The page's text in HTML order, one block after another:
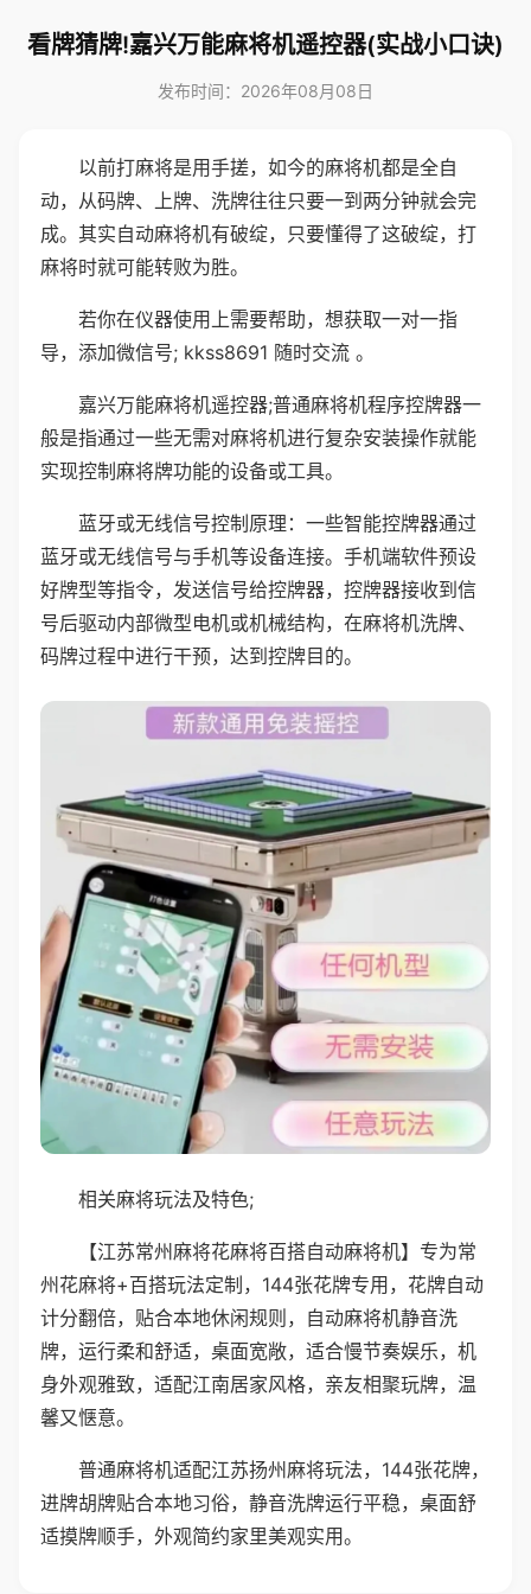
看牌猜牌!嘉兴万能麻将机遥控器(实战小口诀)
发布时间：2026年08月08日
以前打麻将是用手搓，如今的麻将机都是全自
动，从码牌、上牌、洗牌往往只要一到两分钟就会完
成。其实自动麻将机有破绽，只要懂得了这破绽，打
麻将时就可能转败为胜。
若你在仪器使用上需要帮助，想获取一对一指
导，添加微信号; kkss8691 随时交流 。
嘉兴万能麻将机遥控器;普通麻将机程序控牌器一
般是指通过一些无需对麻将机进行复杂安装操作就能
实现控制麻将牌功能的设备或工具。
蓝牙或无线信号控制原理：一些智能控牌器通过
蓝牙或无线信号与手机等设备连接。手机端软件预设
好牌型等指令，发送信号给控牌器，控牌器接收到信
号后驱动内部微型电机或机械结构，在麻将机洗牌、
码牌过程中进行干预，达到控牌目的。
相关麻将玩法及特色;
【江苏常州麻将花麻将百搭自动麻将机】专为常
州花麻将+百搭玩法定制，144张花牌专用，花牌自动
计分翻倍，贴合本地休闲规则，自动麻将机静音洗
牌，运行柔和舒适，桌面宽敞，适合慢节奏娱乐，机
身外观雅致，适配江南居家风格，亲友相聚玩牌，温
馨又惬意。
普通麻将机适配江苏扬州麻将玩法，144张花牌，
进牌胡牌贴合本地习俗，静音洗牌运行平稳，桌面舒
适摸牌顺手，外观简约家里美观实用。